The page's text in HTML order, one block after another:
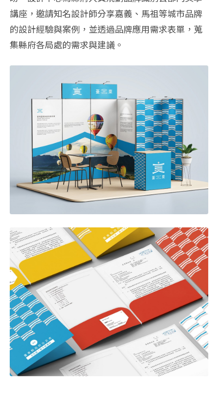
講座，邀請知名設計師分享嘉義、馬祖等城市品牌
的設計經驗與案例，並透過品牌應⽤需求表單，蒐
集縣府各局處的需求與建議。